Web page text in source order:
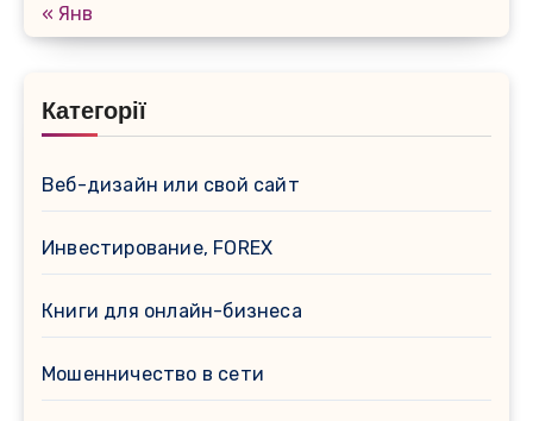
« Янв
Категорії
Веб-дизайн или свой сайт
Инвестирование, FOREX
Книги для онлайн-бизнеса
Мошенничество в сети